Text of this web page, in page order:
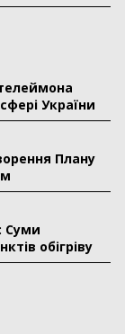
України
Плану
Суми
обігріву